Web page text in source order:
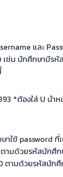
และ
ช่น นักศึกษามีรหั
*ต้องใส่ U นำ
ใช้ password ที่
ตามด้วยรหัสนักศึ
ตามด้วยรหัสนัก